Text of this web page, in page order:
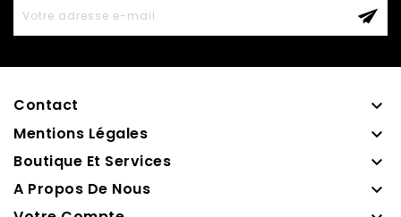
Contact 
Mentions Légales 
Boutique Et Services 
A Propos De Nous 